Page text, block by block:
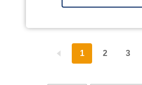
1 2 3